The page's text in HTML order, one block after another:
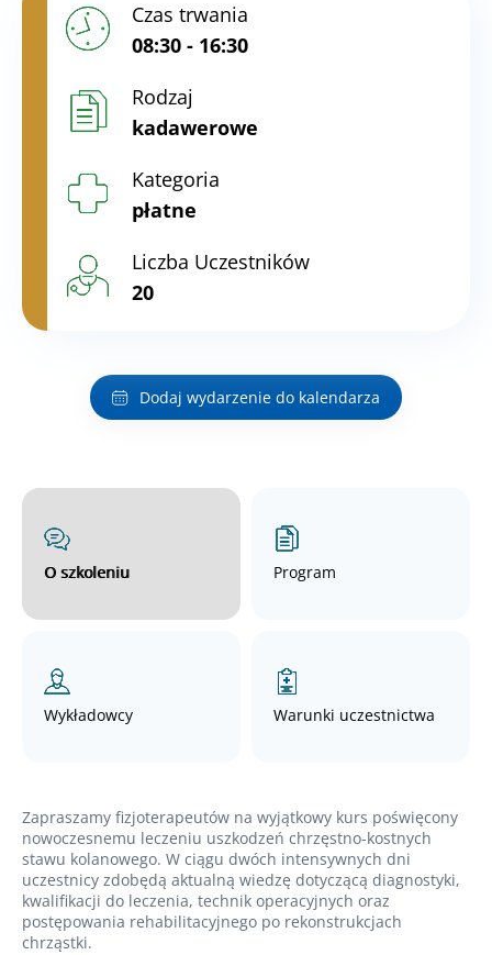
Czas trwania
08:30 - 16:30
Rodzaj
kadawerowe
Kategoria
płatne
Liczba Uczestników
20
Dodaj wydarzenie do kalendarza
O szkoleniu Program
Wykładowcy Warunki uczestnictwa
Zapraszamy fizjoterapeutów na wyjątkowy kurs poświęcony
nowoczesnemu leczeniu uszkodzeń chrzęstno-kostnych
stawu kolanowego. W ciągu dwóch intensywnych dni
uczestnicy zdobędą aktualną wiedzę dotyczącą diagnostyki,
kwalifikacji do leczenia, technik operacyjnych oraz
postępowania rehabilitacyjnego po rekonstrukcjach
chrząstki.